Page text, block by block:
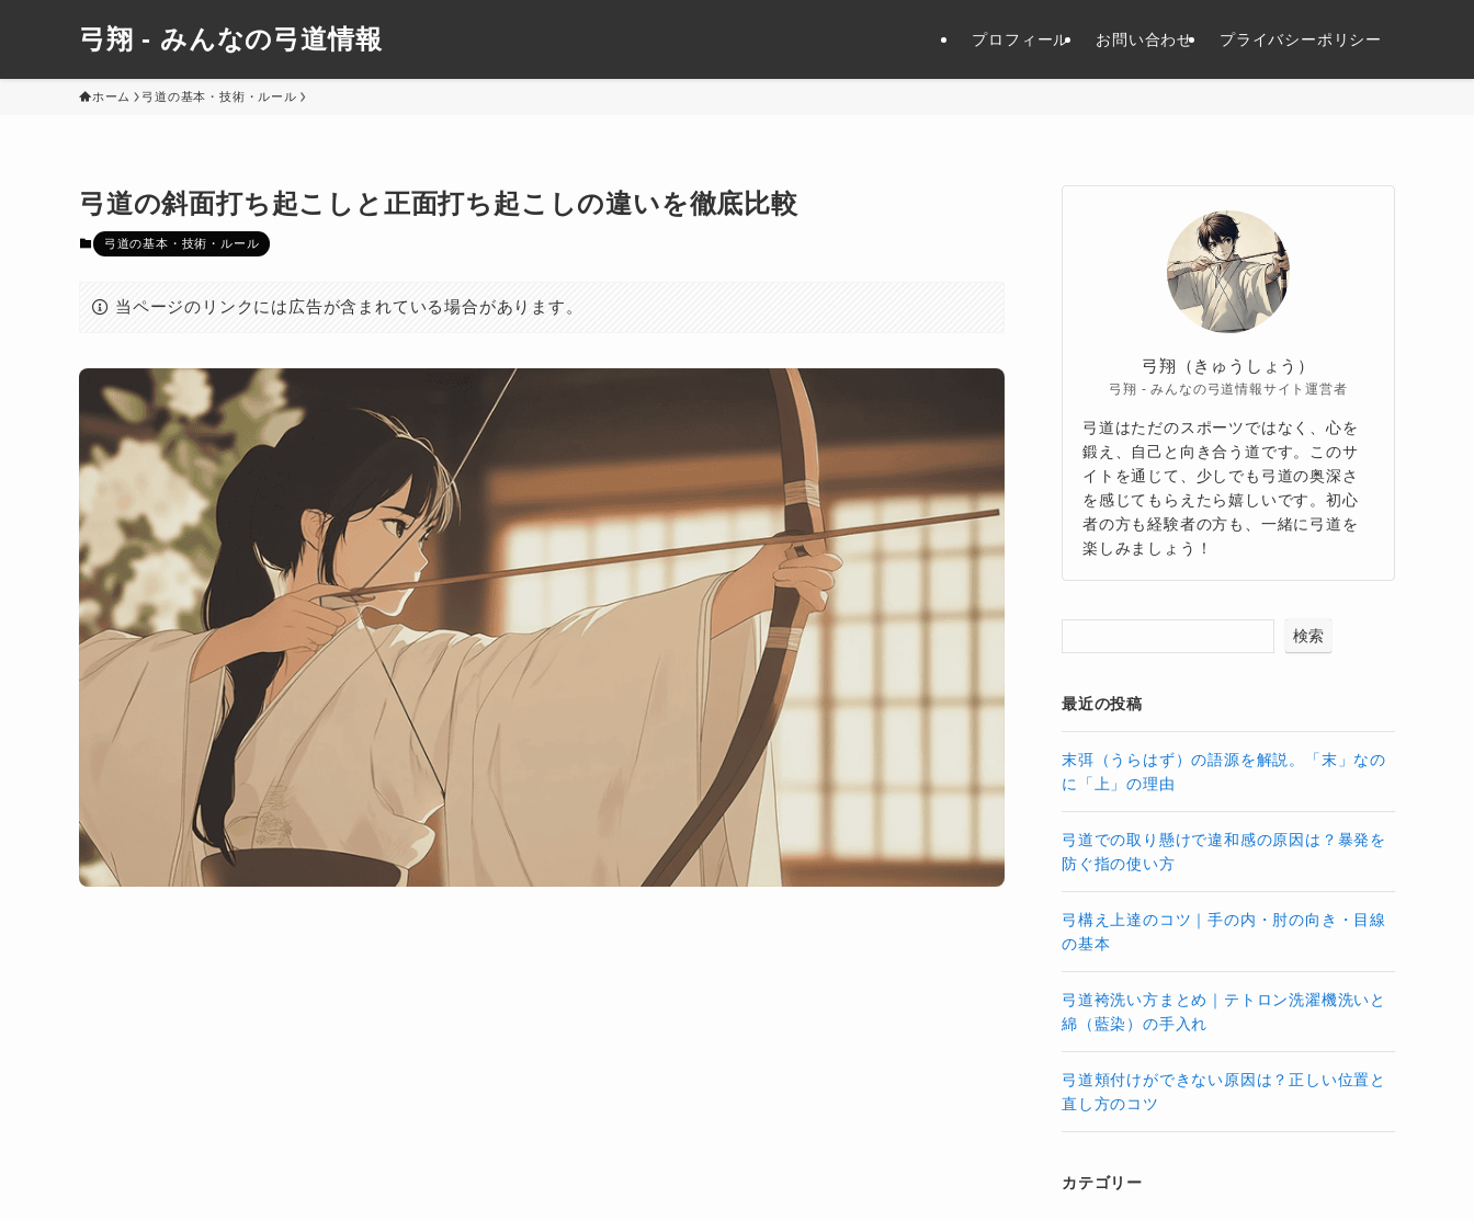
弓翔 - みんなの弓道情報 プロフィール お問い合わせ プライバシーポリシー
ホーム 弓道の基本・技術・ルール
弓道の斜面打ち起こしと正面打ち起こしの違いを徹底比較
弓道の基本・技術・ルール
当ページのリンクには広告が含まれている場合があります。
弓翔（きゅうしょう）
弓翔 - みんなの弓道情報サイト運営者
弓道はただのスポーツではなく、心を
鍛え、自己と向き合う道です。このサ
イトを通じて、少しでも弓道の奥深さ
を感じてもらえたら嬉しいです。初心
者の方も経験者の方も、一緒に弓道を
楽しみましょう！
検索
最近の投稿
末弭（うらはず）の語源を解説。「末」なの
に「上」の理由
弓道での取り懸けで違和感の原因は？暴発を
防ぐ指の使い方
弓構え上達のコツ｜手の内・肘の向き・目線
の基本
弓道袴洗い方まとめ｜テトロン洗濯機洗いと
綿（藍染）の手入れ
弓道頬付けができない原因は？正しい位置と
直し方のコツ
カテゴリー